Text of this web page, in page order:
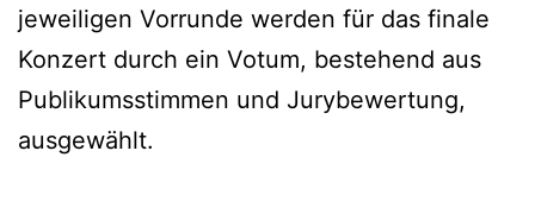
jeweiligen Vorrunde werden für das finale
Konzert durch ein Votum, bestehend aus
Publikumsstimmen und Jurybewertung,
ausgewählt.